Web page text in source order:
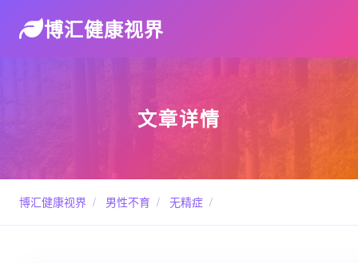
博汇健康视界
文章详情
博汇健康视界 / 男性不育 / 无精症 /